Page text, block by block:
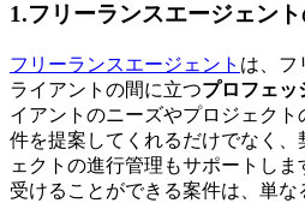
1.フリーランスエージェント
フリーランスエージェント は、フ
ライアントの間に立つプロフェッ
イアントのニーズやプロジェク
件を提案してくれるだけでなく
ェクトの進行管理もサポートし
受けることができる案件は、 単な